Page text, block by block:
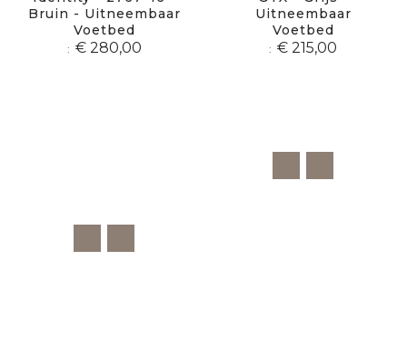
Bruin - Uitneembaar
Voetbed
€ 280,00
Uitneembaar
Voetbed
€ 215,00